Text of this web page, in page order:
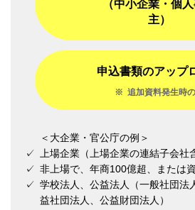
（中小企業・個
主）
申込書類のアップ
※ 追加資料発生時
＜大企業・官公庁の例＞
✓ 上場企業（上場企業の連結子会社
✓ 非上場で、年商100億超、または
✓ 学校法人、公益法人（一般社団法
益社団法人、公益財団法人）